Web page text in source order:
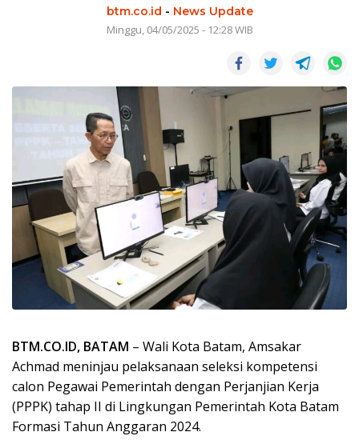
btm.co.id - News Update
Minggu, 04/05/2025 - 12:28 WIB
BTM.CO.ID, BATAM – Wali Kota Batam, Amsakar
Achmad meninjau pelaksanaan seleksi kompetensi
calon Pegawai Pemerintah dengan Perjanjian Kerja
(PPPK) tahap II di Lingkungan Pemerintah Kota Batam
Formasi Tahun Anggaran 2024.